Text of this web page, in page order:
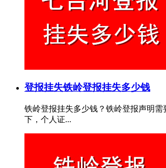
登报挂失铁岭登报挂失多少钱
铁岭登报挂失多少钱？铁岭登报声明
下，个人证...